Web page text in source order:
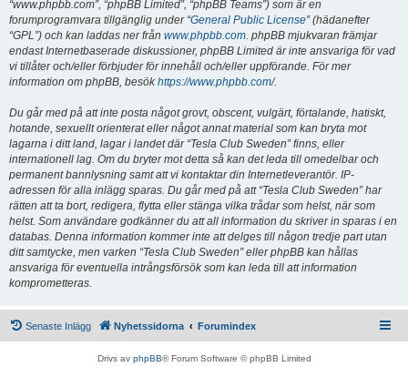
“www.phpbb.com”, “phpBB Limited”, “phpBB Teams”) som är en
forumprogramvara tillgänglig under “General Public License” (hädanefter
“GPL”) och kan laddas ner från www.phpbb.com. phpBB mjukvaran främjar
endast Internetbaserade diskussioner, phpBB Limited är inte ansvariga för vad
vi tillåter och/eller förbjuder för innehåll och/eller uppförande. För mer
information om phpBB, besökhttps://www.phpbb.com/.
Du går med på att inte posta något grovt, obscent, vulgärt, förtalande, hatiskt,
hotande, sexuellt orienterat eller något annat material som kan bryta mot
lagarna i ditt land, lagar i landet där “Tesla Club Sweden” finns, eller
internationell lag. Om du bryter mot detta så kan det leda till omedelbar och
permanent bannlysning samt att vi kontaktar din Internetleverantör. IP-
adressen för alla inlägg sparas. Du går med på att “Tesla Club Sweden” har
rätten att ta bort, redigera, flytta eller stänga vilka trådar som helst, när som
helst. Som användare godkänner du att all information du skriver in sparas i en
databas. Denna information kommer inte att delges till någon tredje part utan
ditt samtycke, men varken “Tesla Club Sweden” eller phpBB kan hållas
ansvariga för eventuella intrångsförsök som kan leda till att information
komprometteras.
Senaste Inlägg Nyhetssidorna Forumindex
Drivs av phpBB® Forum Software © phpBB Limited